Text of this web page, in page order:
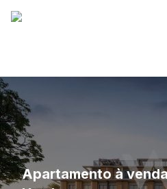
Apartamento à